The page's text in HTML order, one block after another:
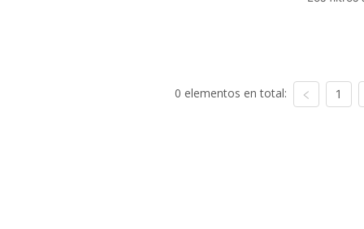
0 elementos en total: 1